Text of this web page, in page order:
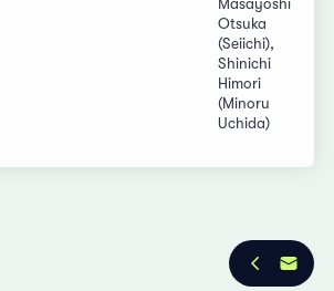
Masayoshi
Otsuka
(Seiichi),
Shinichi
Himori
(Minoru
Uchida)